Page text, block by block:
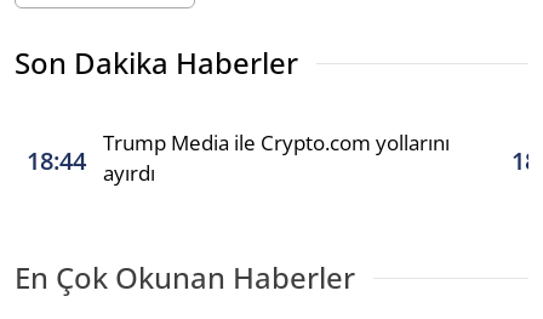
Son Dakika Haberler
18:44
Trump Media ile Crypto.com yollarını
ayırdı
En Çok Okunan Haberler